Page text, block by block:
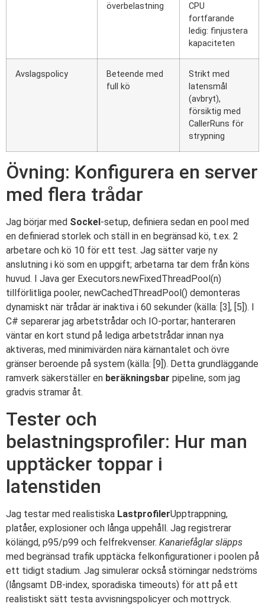
överbelastning
CPU
fortfarande
ledig: finjustera
kapaciteten
Avslagspolicy
Beteende med
full kö
Strikt med
latensmål
(avbryt),
försiktig med
CallerRuns för
strypning
Övning: Konfigurera en server
med flera trådar
Jag börjar med Sockel-setup, definiera sedan en pool med
en definierad storlek och ställ in en begränsad kö, t.ex. 2
arbetare och kö 10 för ett test. Jag sätter varje ny
anslutning i kö som en uppgift; arbetarna tar dem från köns
huvud. I Java ger Executors.newFixedThreadPool(n)
tillförlitliga pooler, newCachedThreadPool() demonteras
dynamiskt när trådar är inaktiva i 60 sekunder (källa: [3], [5]). I
C# separerar jag arbetstrådar och IO-portar; hanteraren
väntar en kort stund på lediga arbetstrådar innan nya
aktiveras, med minimivärden nära kärnantalet och övre
gränser beroende på system (källa: [9]). Detta grundläggande
ramverk säkerställer en beräkningsbar pipeline, som jag
gradvis stramar åt.
Tester och
belastningsprofiler: Hur man
upptäcker toppar i
latenstiden
Jag testar med realistiska LastprofilerUpptrappning,
platåer, explosioner och långa uppehåll. Jag registrerar
kölängd, p95/p99 och felfrekvenser. Kanariefåglar släpps
med begränsad trafik upptäcka felkonfigurationer i poolen på
ett tidigt stadium. Jag simulerar också störningar nedströms
(långsamt DB-index, sporadiska timeouts) för att på ett
realistiskt sätt testa avvisningspolicyer och mottryck.